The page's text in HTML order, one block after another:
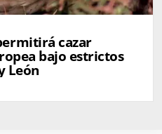
cazar
bajo estrictos
León